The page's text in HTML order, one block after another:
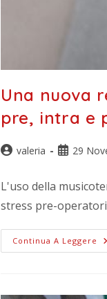
Una nuova
pre, intra e
valeria 29
L'uso della
stress pre-
Continua A Leggere